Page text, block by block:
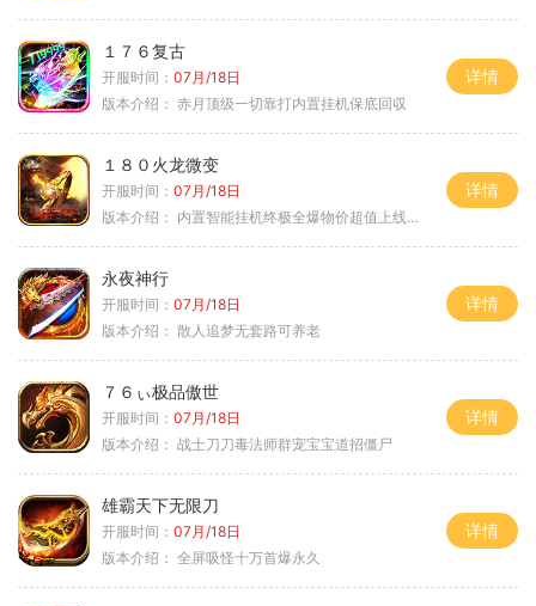
１７６复古
开服时间： 07月/18日
版本介绍： 赤月顶级一切靠打内置挂机保底回収
详情
１８０火龙微变
开服时间： 07月/18日
版本介绍： 内置智能挂机终极全爆物价超值上线送神器
详情
永夜神行
开服时间： 07月/18日
版本介绍： 散人追梦无套路可养老
详情
７６ぃ极品傲世
开服时间： 07月/18日
版本介绍： 战士刀刀毒法师群宠宝宝道招僵尸
详情
雄霸天下无限刀
开服时间： 07月/18日
版本介绍： 全屏吸怪十万首爆永久
详情